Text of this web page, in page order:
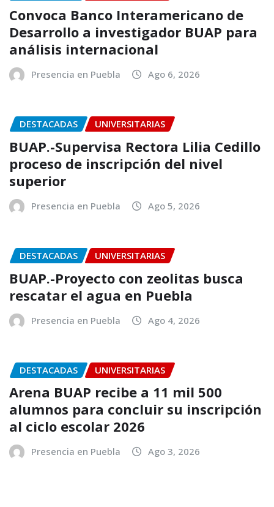
Convoca Banco Interamericano de
Desarrollo a investigador BUAP para
análisis internacional
Presencia en Puebla Ago 6, 2026
DESTACADAS UNIVERSITARIAS
BUAP.-Supervisa Rectora Lilia Cedillo
proceso de inscripción del nivel
superior
Presencia en Puebla Ago 5, 2026
DESTACADAS UNIVERSITARIAS
BUAP.-Proyecto con zeolitas busca
rescatar el agua en Puebla
Presencia en Puebla Ago 4, 2026
DESTACADAS UNIVERSITARIAS
Arena BUAP recibe a 11 mil 500
alumnos para concluir su inscripción
al ciclo escolar 2026
Presencia en Puebla Ago 3, 2026